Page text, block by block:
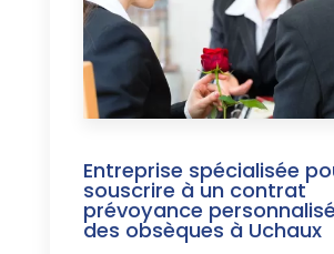
Entreprise spécialisée
souscrire à un contrat
prévoyance
des obsèques à Uchaux